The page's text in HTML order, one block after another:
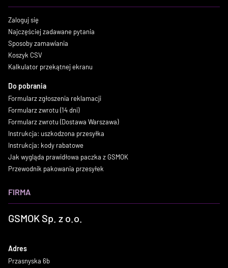
Zaloguj się
Najczęściej zadawane pytania
Sposoby zamawiania
Koszyk CSV
Kalkulator przekątnej ekranu
Do pobrania
Formularz zgłoszenia reklamacji
Formularz zwrotu (14 dni)
Formularz zwrotu (Dostawa Warszawa)
Instrukcja: uszkodzona przesyłka
Instrukcja: kody rabatowe
Jak wygląda prawidłowa paczka z GSMOK
Przewodnik pakowania przesyłek
FIRMA
GSMOK Sp. z o.o.
Adres
Przasnyska 6b